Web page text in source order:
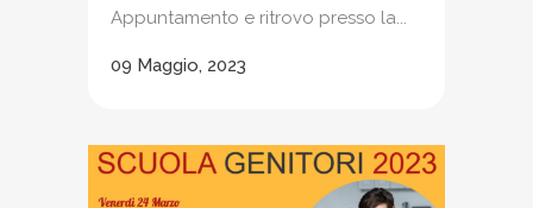
Appuntamento e ritrovo presso la...
09 Maggio, 2023